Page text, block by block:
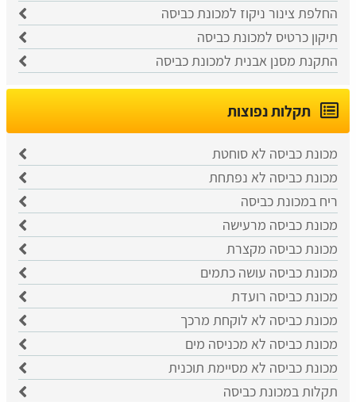
החלפת צינור ניקוז למכונת כביסה
תיקון כרטיס למכונת כביסה
התקנת מסנן אבנית למכונת כביסה
תקלות נפוצות
מכונת כביסה לא סוחטת
מכונת כביסה לא נפתחת
ריח במכונת כביסה
מכונת כביסה מרעישה
מכונת כביסה מקצרת
מכונת כביסה עושה כתמים
מכונת כביסה רועדת
מכונת כביסה לא לוקחת מרכך
מכונת כביסה לא מכניסה מים
מכונת כביסה לא מסיימת תוכנית
תקלות במכונת כביסה